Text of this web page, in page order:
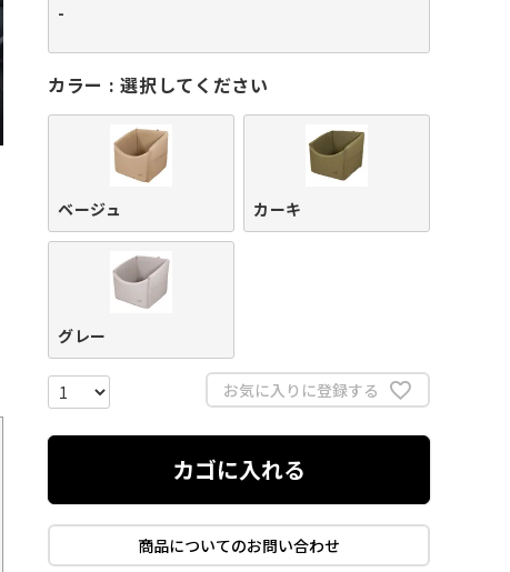
-
カラー 選択してください
ベージュ カーキ
グレー
お気に入りに登録する
カゴに入れる
商品についてのお問い合わせ